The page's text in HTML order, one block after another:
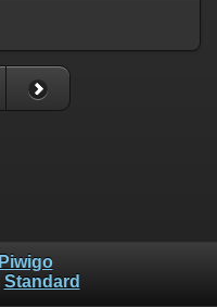
Piwigo
Standard